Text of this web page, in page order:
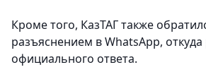
Кроме того, КазТАГ также
разъяснением в WhatsApp,
официального ответа.